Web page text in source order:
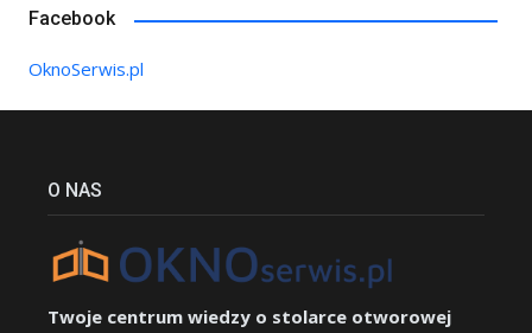
Facebook
OknoSerwis.pl
O NAS
Twoje centrum wiedzy o stolarce otworowej